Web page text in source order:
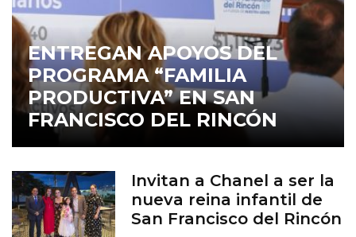
ENTREGAN APOYOS DEL
PROGRAMA “FAMILIA
PRODUCTIVA” EN SAN
FRANCISCO DEL RINCÓN
Invitan a Chanel a ser la
nueva reina infantil de
San Francisco del Rincón